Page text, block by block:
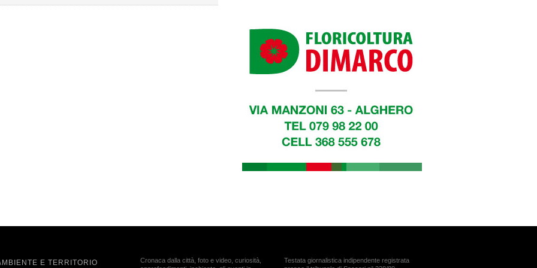
E TERRITORIO
Cronaca dalla città, foto e video, curiosità,
Testata giornalistica indipendente registrata